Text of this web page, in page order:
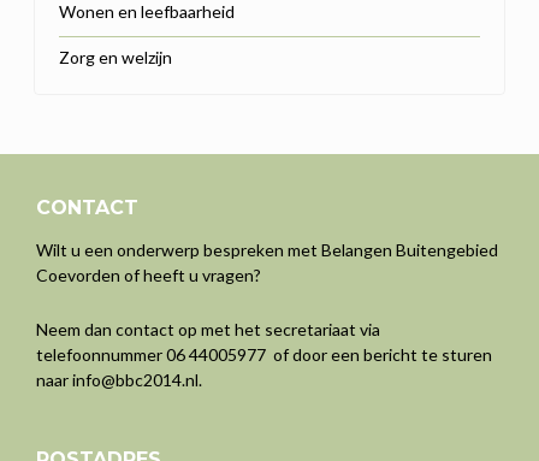
Wonen en leefbaarheid
Zorg en welzijn
CONTACT
Wilt u een onderwerp bespreken met Belangen Buitengebied
Coevorden of heeft u vragen?
Neem dan contact op met het secretariaat via
telefoonnummer 06 44005977 of door een bericht te sturen
naarinfo@bbc2014.nl.